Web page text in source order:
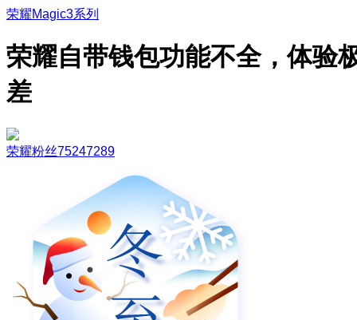
荣耀Magic3系列
荣耀自带钱包功能不全，体验
差
荣耀粉丝75247289